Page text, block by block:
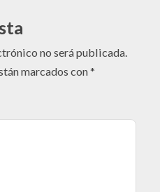
no será publicada.
marcados con*